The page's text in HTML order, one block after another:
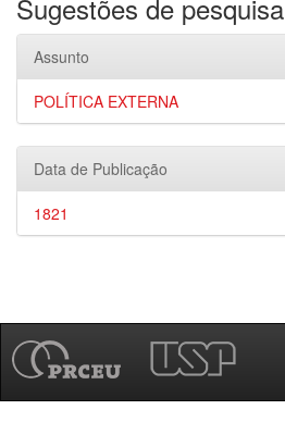
Sugestões de pesquisa
Assunto
POLÍTICA EXTERNA
Data de Publicação
1821